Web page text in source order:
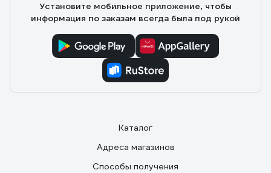
Установите мобильное приложение, чтобы
информация по заказам всегда была под рукой
Каталог
Адреса магазинов
Способы получения